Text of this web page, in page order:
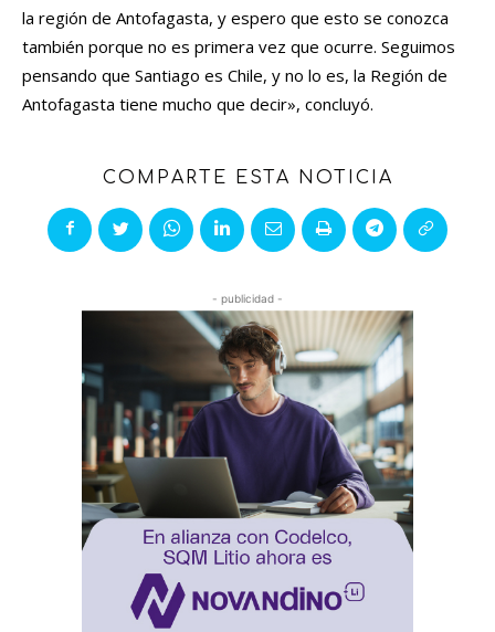
la región de Antofagasta, y espero que esto se conozca
también porque no es primera vez que ocurre. Seguimos
pensando que Santiago es Chile, y no lo es, la Región de
Antofagasta tiene mucho que decir», concluyó.
COMPARTE ESTA NOTICIA
- publicidad -